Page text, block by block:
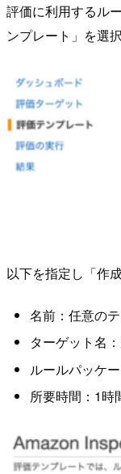
評価に利用するル
ンプレート」を選
以下を指定し「作
名前：任意の
ターゲット名
ルールパッケ
所要時間：1時